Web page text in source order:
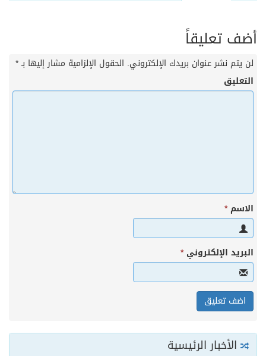
أضف تعليقاً
لن يتم نشر عنوان بريدك الإلكتروني. الحقول الإلزامية مشار إليها بـ*
التعليق
الاسم*
البريد الإلكتروني*
الأخبار الرئيسية